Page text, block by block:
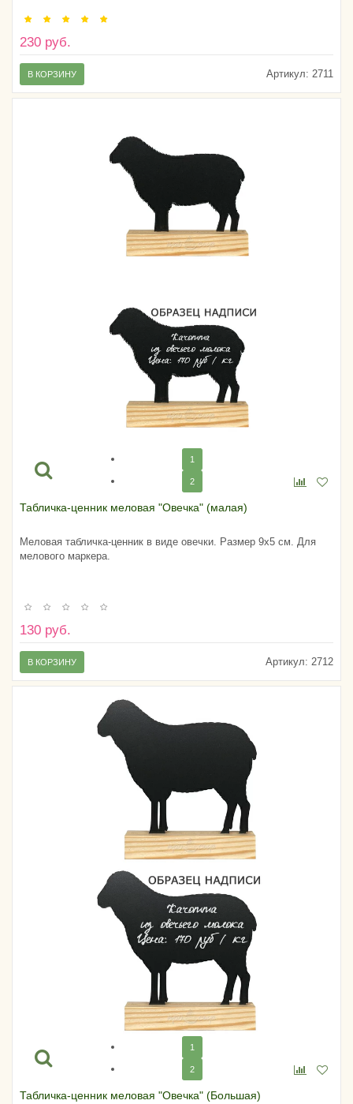
230 руб.
Артикул: 2711
В КОРЗИНУ
1
2
Табличка-ценник меловая "Овечка" (малая)
Меловая табличка-ценник в виде овечки. Размер 9х5 см. Для
мелового маркера.
130 руб.
Артикул: 2712
В КОРЗИНУ
1
2
Табличка-ценник меловая "Овечка" (Большая)